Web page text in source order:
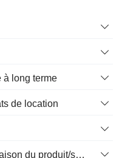
à long terme
de location
Revenus collectés avant livraison du produit/service